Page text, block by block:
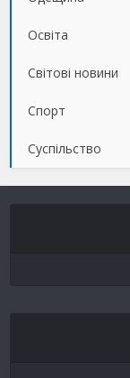
Освіта
Світові новини
Спорт
Суспільство